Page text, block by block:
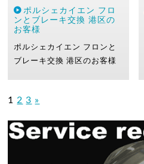
ポルシェカイエン フロ
ンとブレーキ交換 港区の
お客様
ポルシェカイエン フロンと
ブレーキ交換港区のお客様
1 2 3 »